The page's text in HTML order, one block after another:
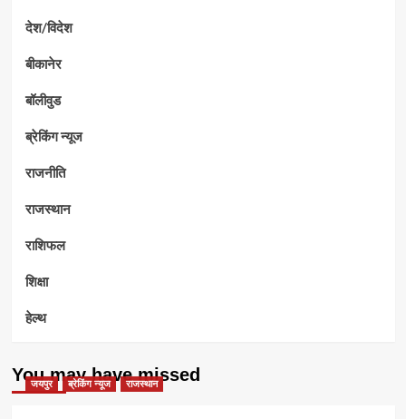
देश/विदेश
बीकानेर
बॉलीवुड
ब्रेकिंग न्यूज
राजनीति
राजस्थान
राशिफल
शिक्षा
हेल्थ
You may have missed
जयपुर ब्रेकिंग न्यूज राजस्थान